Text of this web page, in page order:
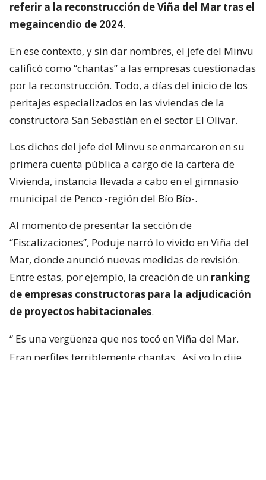
referir a la reconstrucción de Viña del Mar tras el
megaincendio de 2024.
En ese contexto, y sin dar nombres, el jefe del Minvu
calificó como “chantas” a las empresas cuestionadas
por la reconstrucción. Todo, a días del inicio de los
peritajes especializados en las viviendas de la
constructora San Sebastián en el sector El Olivar.
Los dichos del jefe del Minvu se enmarcaron en su
primera cuenta pública a cargo de la cartera de
Vivienda, instancia llevada a cabo en el gimnasio
municipal de Penco -región del Bío Bío-.
Al momento de presentar la sección de
“Fiscalizaciones”, Poduje narró lo vivido en Viña del
Mar, donde anunció nuevas medidas de revisión.
Entre estas, por ejemplo, la creación de un ranking
de empresas constructoras para la adjudicación
de proyectos habitacionales.
“ Es una vergüenza que nos tocó en Viña del Mar.
Eran perfiles terriblemente chantas
. Así yo lo dije.